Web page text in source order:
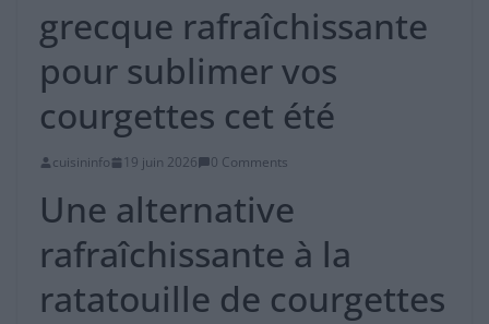
grecque rafraîchissante
pour sublimer vos
courgettes cet été
cuisininfo 19 juin 2026 0 Comments
Une alternative
rafraîchissante à la
ratatouille de courgettes